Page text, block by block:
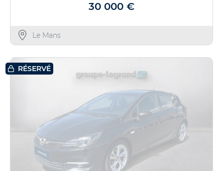
30 000 €
Le Mans
RÉSERVÉ